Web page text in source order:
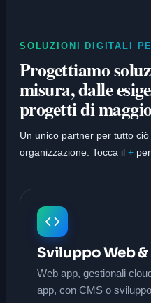
SOLUZIONI DIGITALI
Progettiamo
misura, dalle
progetti di
Un unico partner per tutto
organizzazione. Tocca il +
Sviluppo Web
Web app, gestionali
app, con CMS o